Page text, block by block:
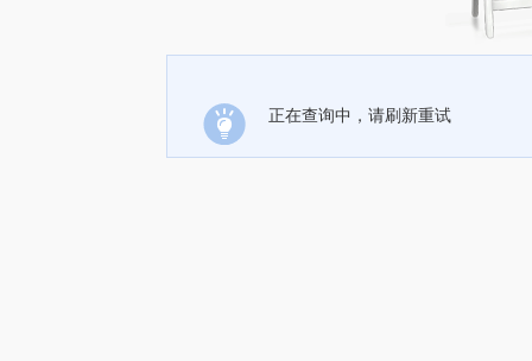
正在查询中，请刷新重试